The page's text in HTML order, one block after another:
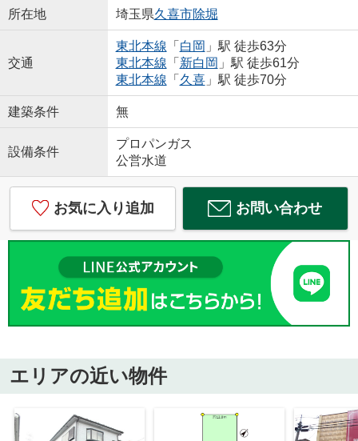
所在地 埼玉県久喜市除堀
交通
東北本線 「 白岡 」駅 徒歩63分
東北本線 「 新白岡 」駅 徒歩61分
東北本線 「 久喜」駅 徒歩70分
建築条件 無
設備条件
プロパンガス
公営水道
お気に入り追加 お問い合わせ
エリアの近い物件